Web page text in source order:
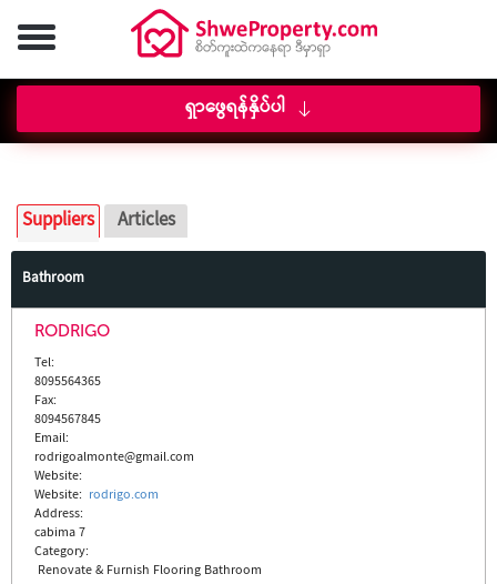
ရှာဖွေရန်နှိပ်ပါ
Suppliers Articles
Bathroom
RODRIGO
Tel:
8095564365
Fax:
8094567845
Email:
rodrigoalmonte@gmail.com
Website:
Website: rodrigo.com
Address:
cabima 7
Category:
Renovate & Furnish FlooringBathroom